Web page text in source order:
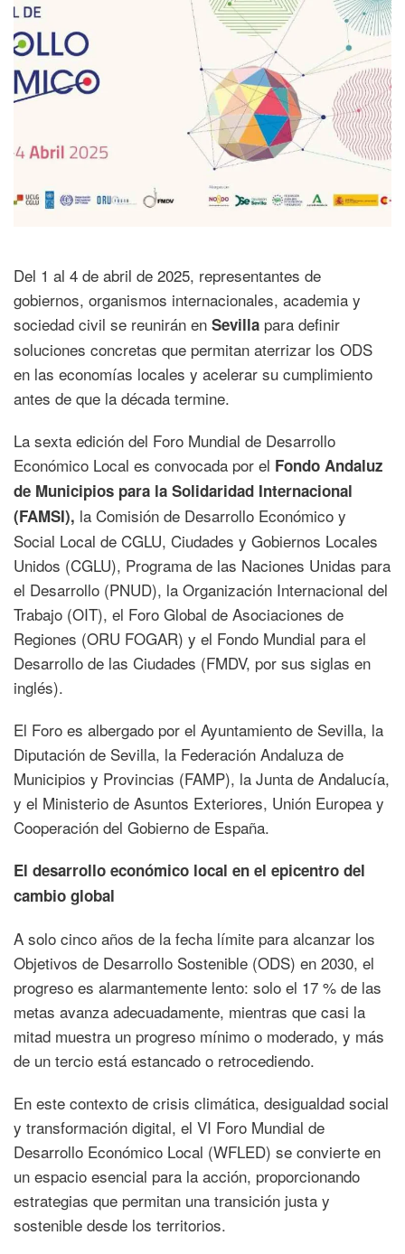
Del 1 al 4 de abril de 2025, representantes de
gobiernos, organismos internacionales, academia y
sociedad civil se reunirán en Sevilla para definir
soluciones concretas que permitan aterrizar los ODS
en las economías locales y acelerar su cumplimiento
antes de que la década termine.
La sexta edición del Foro Mundial de Desarrollo
Económico Local es convocada por el Fondo Andaluz
de Municipios para la Solidaridad Internacional
(FAMSI), la Comisión de Desarrollo Económico y
Social Local de CGLU, Ciudades y Gobiernos Locales
Unidos (CGLU), Programa de las Naciones Unidas para
el Desarrollo (PNUD), la Organización Internacional del
Trabajo (OIT), el Foro Global de Asociaciones de
Regiones (ORU FOGAR) y el Fondo Mundial para el
Desarrollo de las Ciudades (FMDV, por sus siglas en
inglés).
El Foro es albergado por el Ayuntamiento de Sevilla, la
Diputación de Sevilla, la Federación Andaluza de
Municipios y Provincias (FAMP), la Junta de Andalucía,
y el Ministerio de Asuntos Exteriores, Unión Europea y
Cooperación del Gobierno de España.
El desarrollo económico local en el epicentro del
cambio global
A solo cinco años de la fecha límite para alcanzar los
Objetivos de Desarrollo Sostenible (ODS) en 2030, el
progreso es alarmantemente lento: solo el 17 % de las
metas avanza adecuadamente, mientras que casi la
mitad muestra un progreso mínimo o moderado, y más
de un tercio está estancado o retrocediendo.
En este contexto de crisis climática, desigualdad social
y transformación digital, el VI Foro Mundial de
Desarrollo Económico Local (WFLED) se convierte en
un espacio esencial para la acción, proporcionando
estrategias que permitan una transición justa y
sostenible desde los territorios.